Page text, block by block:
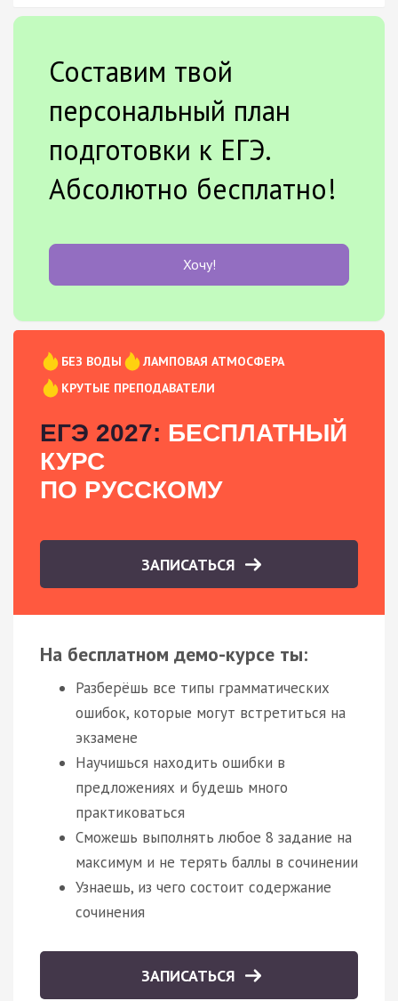
Составим твой
персональный план
подготовки к ЕГЭ.
Абсолютно бесплатно!
Хочу!
БЕЗ ВОДЫ
ЛАМПОВАЯ АТМОСФЕРА
КРУТЫЕ ПРЕПОДАВАТЕЛИ
ЕГЭ 2027: БЕСПЛАТНЫЙ
КУРС
ПО РУССКОМУ
ЗАПИСАТЬСЯ
На бесплатном демо-курсе ты:
Разберёшь все типы грамматических
ошибок, которые могут встретиться на
экзамене
Научишься находить ошибки в
предложениях и будешь много
практиковаться
Сможешь выполнять любое 8 задание на
максимум и не терять баллы в сочинении
Узнаешь, из чего состоит содержание
сочинения
ЗАПИСАТЬСЯ